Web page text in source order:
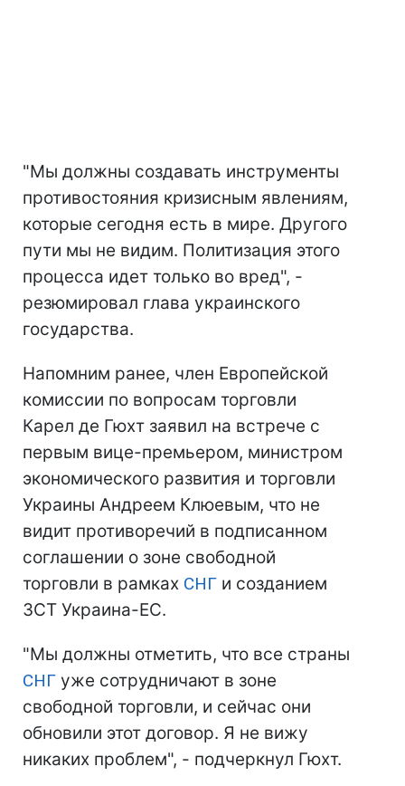
"Мы должны создавать инструменты
противостояния кризисным явлениям,
которые сегодня есть в мире. Другого
пути мы не видим. Политизация этого
процесса идет только во вред", -
резюмировал глава украинского
государства.
Напомним ранее, член Европейской
комиссии по вопросам торговли
Карел де Гюхт заявил на встрече с
первым вице-премьером, министром
экономического развития и торговли
Украины Андреем Клюевым, что не
видит противоречий в подписанном
соглашении о зоне свободной
торговли в рамках СНГ и созданием
ЗСТ Украина-ЕС.
"Мы должны отметить, что все страны
СНГ уже сотрудничают в зоне
свободной торговли, и сейчас они
обновили этот договор. Я не вижу
никаких проблем", - подчеркнул Гюхт.